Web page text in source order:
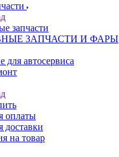
запчасти
ЗАПЧАСТИ И ФАРЫ
для автосервиса
оплаты
доставки
на товар